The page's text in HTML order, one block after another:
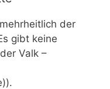
der
gibt keine
Valk –